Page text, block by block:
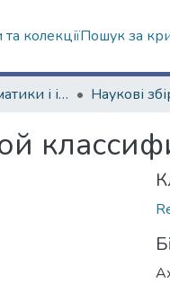
колекціїПошук за
Факультет математики і інформатики